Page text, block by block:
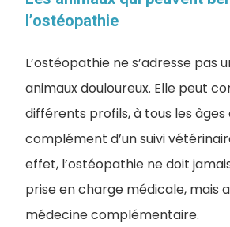
l’ostéopathie
L’ostéopathie ne s’adresse pas
animaux douloureux. Elle peut
différents profils, à tous les âges
complément d’un suivi
effet, l’ostéopathie ne doit
prise en charge médicale, mais
médecine complémentaire.